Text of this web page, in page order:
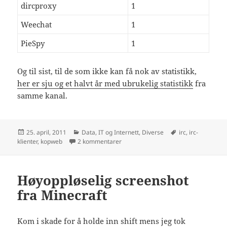
dircproxy
1
Weechat
1
PieSpy
1
Og til sist, til de som ikke kan få nok av statistikk,
her er sju og et halvt år med ubrukelig statistikk fra
samme kanal.
Publisert
25. april, 2011 Kategorier
Data, IT og Internett, Diverse Stikkord
irc, irc-
klienter, kopweb 2 kommentarertil #kopweb-survey 2011
Høyoppløselig screenshot
fra Minecraft
Kom i skade for å holde inn shift mens jeg tok